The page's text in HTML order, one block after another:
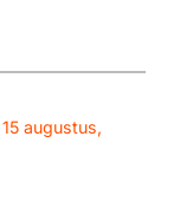
augustus,